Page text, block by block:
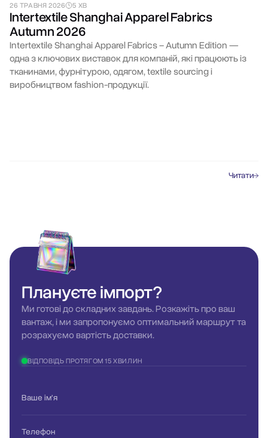
26 ТРАВНЯ 2026 5 ХВ
Intertextile Shanghai Apparel Fabrics
Autumn 2026
Intertextile Shanghai Apparel Fabrics – Autumn Edition —
одна з ключових виставок для компаній, які працюють із
тканинами, фурнітурою, одягом, textile sourcing і
виробництвом fashion-продукції.
Читати
Плануєтеімпорт?
Ми готові до складних завдань. Розкажіть про ваш
вантаж, і ми запропонуємо оптимальний маршрут та
розрахуємо вартість доставки.
ВІДПОВІДЬ ПРОТЯГОМ 15 ХВИЛИН
Ваше ім'я
Телефон